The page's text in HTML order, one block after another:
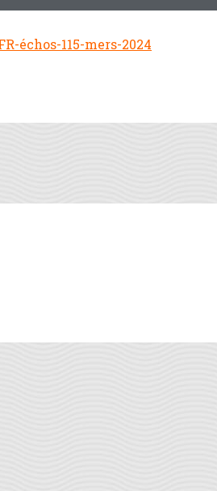
échos-115-mers-2024